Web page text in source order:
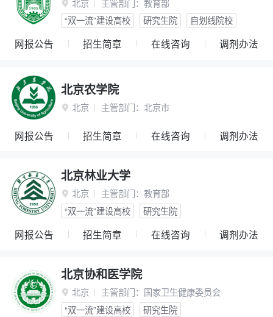
 北京 主管部门： 教育部
“双一流”建设高校
研究生院 自划线院校
网报公告 招生简章 在线咨询 调剂办法
北京农学院
 北京 主管部门： 北京市
网报公告 招生简章 在线咨询 调剂办法
北京林业大学
 北京 主管部门： 教育部
“双一流”建设高校
研究生院
网报公告 招生简章 在线咨询 调剂办法
北京协和医学院
 北京 主管部门： 国家卫生健康委员会
“双一流”建设高校
研究生院